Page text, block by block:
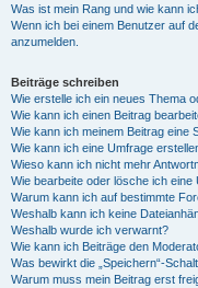
Was ist mein Rang und wie kann
Wenn ich bei einem Benutzer auf
anzumelden.
Beiträge schreiben
Wie erstelle ich ein neues Thema
Wie kann ich einen Beitrag
Wie kann ich meinem Beitrag eine
Wie kann ich eine Umfrage
Wieso kann ich nicht mehr
Wie bearbeite oder lösche ich eine
Warum kann ich auf bestimmte
Weshalb kann ich keine
Weshalb wurde ich verwarnt?
Wie kann ich Beiträge den
Was bewirkt die „Speichern“-
Warum muss mein Beitrag erst